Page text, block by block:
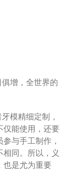
增，全世界的
模精细定制，
仅能使用，还要
与手工制作，
同。所以，义
也是尤为重要